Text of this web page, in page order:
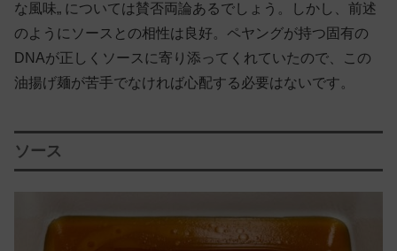
な風味„ については賛否両論あるでしょう。しかし、前述
のようにソースとの相性は良好。ペヤングが持つ固有の
DNAが正しくソースに寄り添ってくれていたので、この
油揚げ麺が苦手でなければ心配する必要はないです。
ソース